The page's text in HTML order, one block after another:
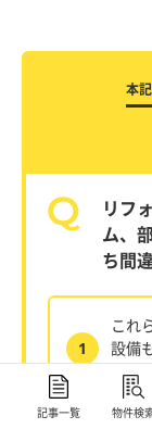
本
リフ
ム、
ち間
1
これ
設備
のに
記事一覧 物件検